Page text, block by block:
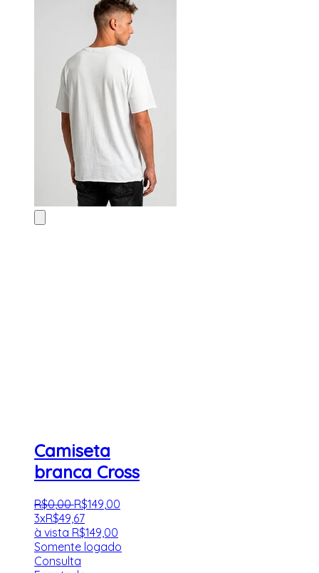
Camiseta
branca Cross
R$0,00 R$149 00
3xR$49,67
à vista R$149,00
Somente logado
Consulta